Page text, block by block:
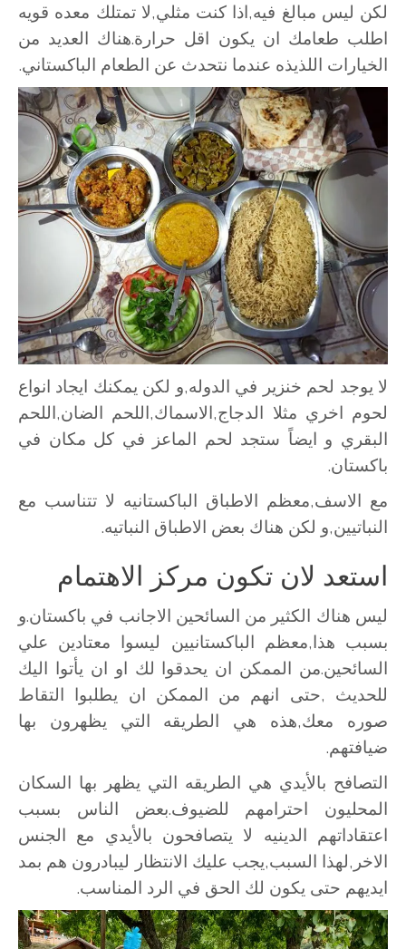
لكن ليس مبالغ فيه,اذا كنت مثلي,لا تمتلك معده قويه
اطلب طعامك ان يكون اقل حرارة.هناك العديد من
الخيارات اللذيذه عندما نتحدث عن الطعام الباكستاني.
لا يوجد لحم خنزير في الدوله,و لكن يمكنك ايجاد انواع
لحوم اخري مثلا الدجاج,الاسماك,اللحم الضان,اللحم
البقري و ايضاً ستجد لحم الماعز في كل مكان في
باكستان.
مع الاسف,معظم الاطباق الباكستانيه لا تتناسب مع
النباتيين,و لكن هناك بعض الاطباق النباتيه.
استعد لان تكون مركز الاهتمام
ليس هناك الكثير من السائحين الاجانب في باكستان.و
بسبب هذا,معظم الباكستانيين ليسوا معتادين علي
السائحين.من الممكن ان يحدقوا لك او ان يأتوا اليك
للحديث ,حتى انهم من الممكن ان يطلبوا التقاط
صوره معك,هذه هي الطريقه التي يظهرون بها
ضيافتهم.
التصافح بالأيدي هي الطريقه التي يظهر بها السكان
المحليون احترامهم للضيوف.بعض الناس بسبب
اعتقاداتهم الدينيه لا يتصافحون بالأيدي مع الجنس
الاخر,لهذا السبب,يجب عليك الانتظار ليبادرون هم بمد
ايديهم حتى يكون لك الحق في الرد المناسب.